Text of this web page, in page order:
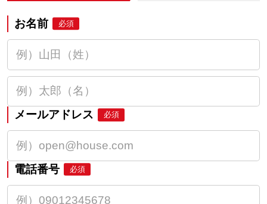
お名前 必須
メールアドレス 必須
電話番号 必須